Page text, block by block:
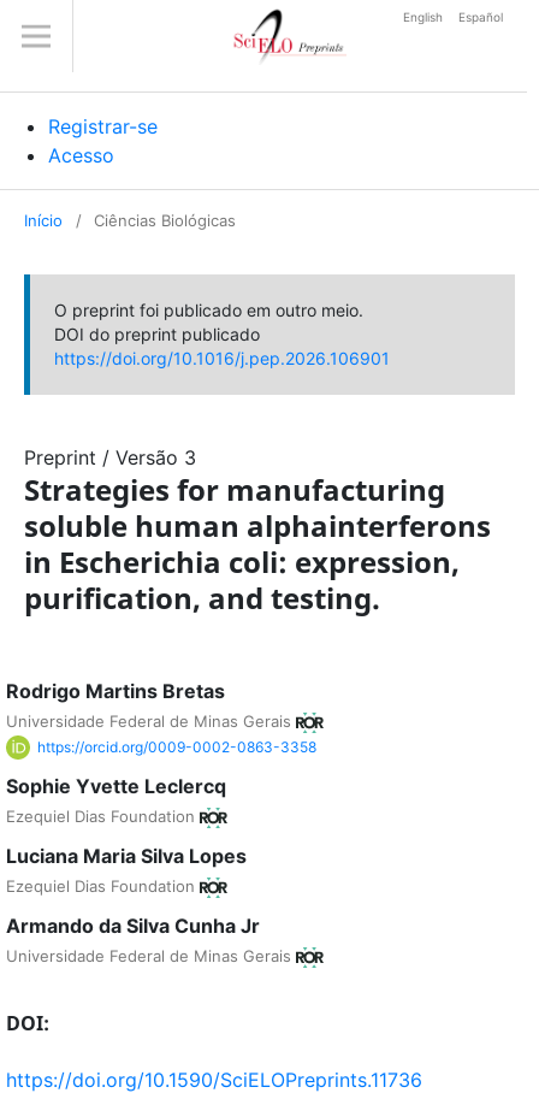
Registrar-se
Acesso
English Español
Início / Ciências Biológicas
O preprint foi publicado em outro meio.
DOI do preprint publicado
https://doi.org/10.1016/j.pep.2026.106901
Preprint / Versão 3
Strategies for manufacturing
soluble human alphainterferons
in Escherichia coli: expression,
purification, and testing.
Rodrigo Martins Bretas
Universidade Federal de Minas Gerais
https://orcid.org/0009-0002-0863-3358
Sophie Yvette Leclercq
Ezequiel Dias Foundation
Luciana Maria Silva Lopes
Ezequiel Dias Foundation
Armando da Silva Cunha Jr
Universidade Federal de Minas Gerais
DOI:
https://doi.org/10.1590/SciELOPreprints.11736